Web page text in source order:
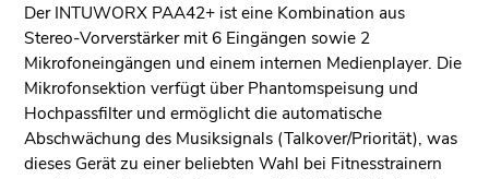
Der INTUWORX PAA42+ ist eine Kombination aus
Stereo-Vorverstärker mit 6 Eingängen sowie 2
Mikrofoneingängen und einem internen Medienplayer. Die
Mikrofonsektion verfügt über Phantomspeisung und
Hochpassfilter und ermöglicht die automatische
Abschwächung des Musiksignals (Talkover/Priorität), was
dieses Gerät zu einer beliebten Wahl bei Fitnesstrainern